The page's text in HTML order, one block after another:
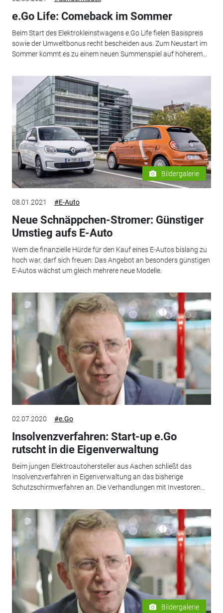
e.Go Life: Comeback im Sommer
Beim Start des Elektrokleinstwagens e.Go Life fielen Basispreis
sowie der Umweltbonus recht bescheiden aus. Zum Neustart im
Sommer kommt es zu einem neuen Summenspiel auf höherem...
Bildergalerie
08.01.2021 #E-Auto
Neue Schnäppchen-Stromer: Günstiger
Umstieg aufs E-Auto
Wem die finanzielle Hürde für den Kauf eines E-Autos bislang zu
hoch war, darf sich freuen: Das Angebot an besonders günstigen
E-Autos wächst um gleich mehrere neue Modelle.
02.07.2020 #e.Go
Insolvenzverfahren: Start-up e.Go
rutscht in die Eigenverwaltung
Beim jungen Elektroautohersteller aus Aachen schließt das
Insolvenzverfahren in Eigenverwaltung an das bisherige
Schutzschirmverfahren an. Die Verhandlungen mit Investoren...
Bildergalerie